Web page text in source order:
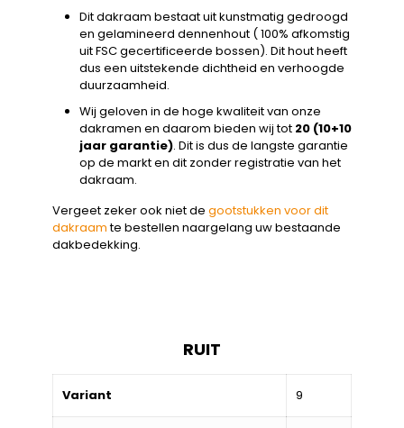
Dit dakraam bestaat uit kunstmatig gedroogd
en gelamineerd dennenhout ( 100% afkomstig
uit FSC gecertificeerde bossen). Dit hout heeft
dus een uitstekende dichtheid en verhoogde
duurzaamheid.
Wij geloven in de hoge kwaliteit van onze
dakramen en daarom bieden wij tot 20 (10+10
jaar garantie). Dit is dus de langste garantie
op de markt en dit zonder registratie van het
dakraam.
Vergeet zeker ook niet de gootstukken voor dit
dakraamte bestellen naargelang uw bestaande
dakbedekking.
RUIT
Variant 9